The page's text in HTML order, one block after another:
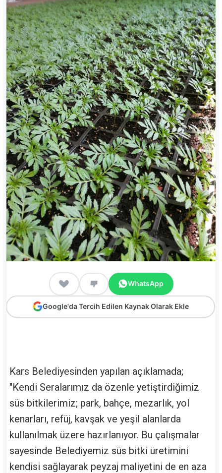
WhatsApp
Google'da Tercih Edilen Kaynak Olarak Ekle
Kars Belediyesinden yapılan açıklamada;
"Kendi Seralarımız da özenle yetiştirdiğimiz
süs bitkilerimiz; park, bahçe, mezarlık, yol
kenarları, refüj, kavşak ve yeşil alanlarda
kullanılmak üzere hazırlanıyor. Bu çalışmalar
sayesinde Belediyemiz süs bitki üretimini
kendisi sağlayarak peyzaj maliyetini de en aza